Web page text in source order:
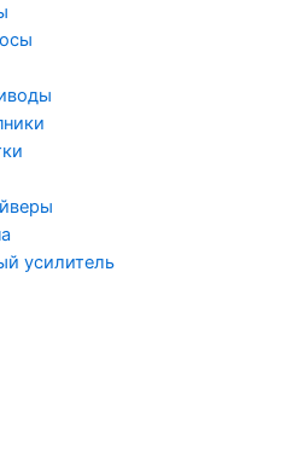
усилитель